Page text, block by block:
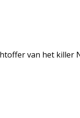
van het killer